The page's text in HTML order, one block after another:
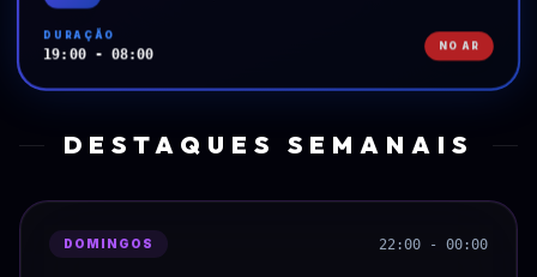
DURAÇÃO
19:00 - 08:00 NO AR
DESTAQUES SEMANAIS
DOMINGOS 22:00 - 00:00